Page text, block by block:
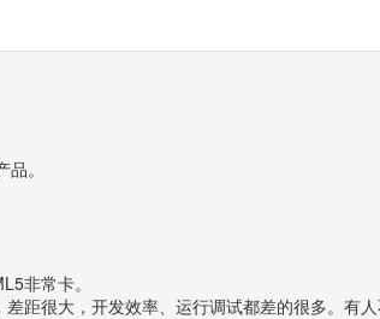
。
非常卡。
距很大，开发效率、运行调试都差的很多。有